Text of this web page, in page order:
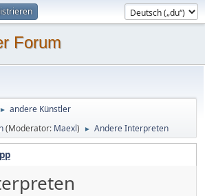
Forum
► andere Künstler
(Moderator: Maexl) ► Andere Interpreten